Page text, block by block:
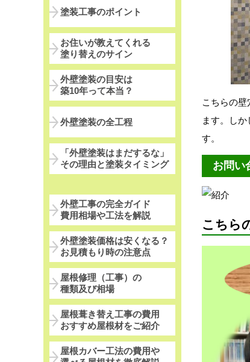
こちらの
ます。し
す。
お問い
こちら
塗装工事のポイント
お住いが教えてくれる
塗り替えのサイン
外壁塗装の目安は
築10年って本当？
外壁塗装の全工程
「外壁塗装はまだするな」
その理由と塗装タイミング
外壁工事の完全ガイド
費用相場や工法を解説
外壁塗装価格は安くなる？
お見積もり時の注意点
屋根修理（工事）の
種類及び相場
屋根葺き替え工事の費用
おすすめ屋根材をご紹介
屋根カバー工法の費用や